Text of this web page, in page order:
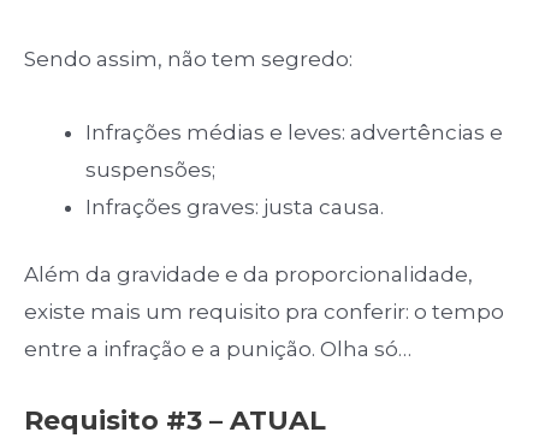
Sendo assim, não tem segredo:
Infrações médias e leves: advertências e
suspensões;
Infrações graves: justa causa.
Além da gravidade e da proporcionalidade,
existe mais um requisito pra conferir: o tempo
entre a infração e a punição. Olha só…
Requisito #3 – ATUAL